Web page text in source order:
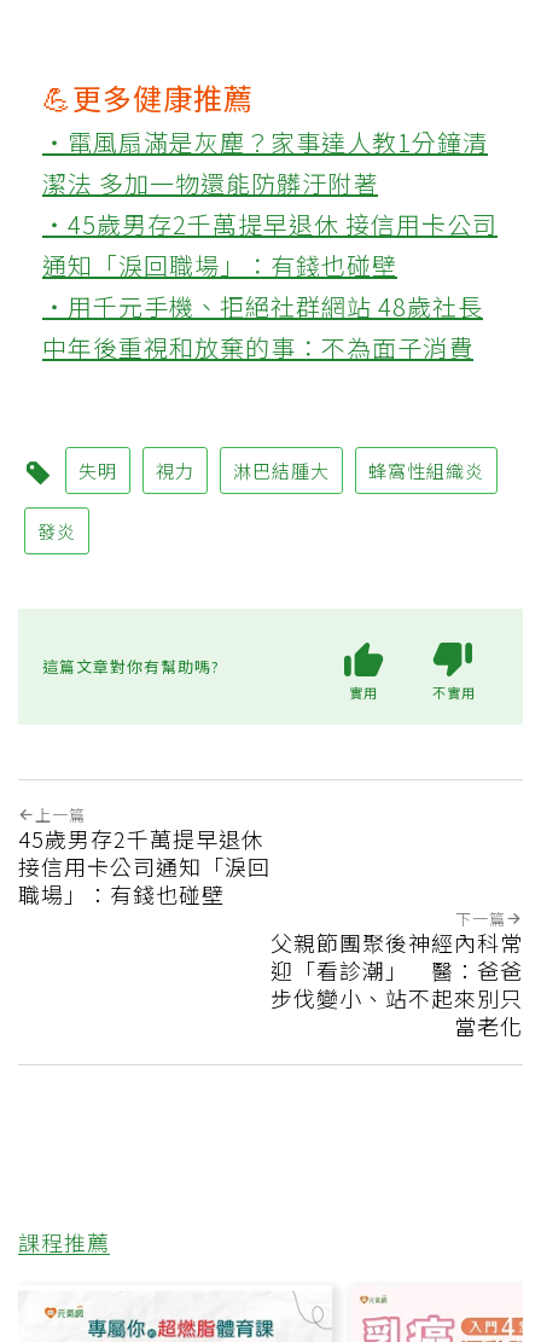
💪更多健康推薦
‧電風扇滿是灰塵？家事達人教1分鐘清
潔法 多加一物還能防髒汙附著
‧45歲男存2千萬提早退休 接信用卡公司
通知「淚回職場」：有錢也碰壁
‧用千元手機、拒絕社群網站 48歲社長
中年後重視和放棄的事：不為面子消費
失明 視力 淋巴結腫大 蜂窩性組織炎
發炎
這篇文章對你有幫助嗎?
實用 不實用
上一篇
45歲男存2千萬提早退休
接信用卡公司通知「淚回
職場」：有錢也碰壁
下一篇
父親節團聚後神經內科常
迎「看診潮」 醫：爸爸
步伐變小、站不起來別只
當老化
課程推薦